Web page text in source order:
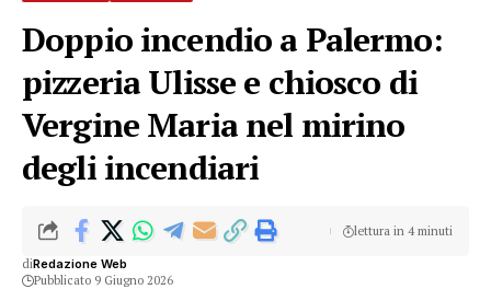
Doppio incendio a Palermo:
pizzeria Ulisse e chiosco di
Vergine Maria nel mirino
degli incendiari
diRedazione Web
Pubblicato 9 Giugno 2026
lettura in 4 minuti